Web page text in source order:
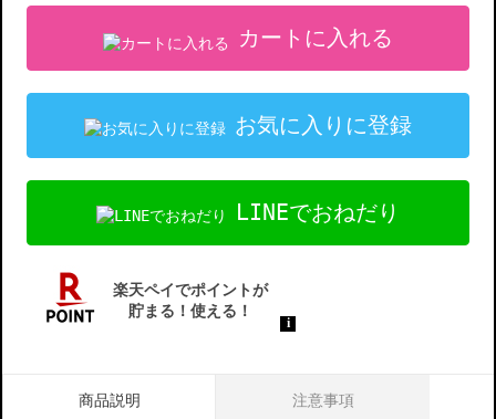
カートに入れる
お気に入りに登録
LINEでおねだり
商品説明 注意事項